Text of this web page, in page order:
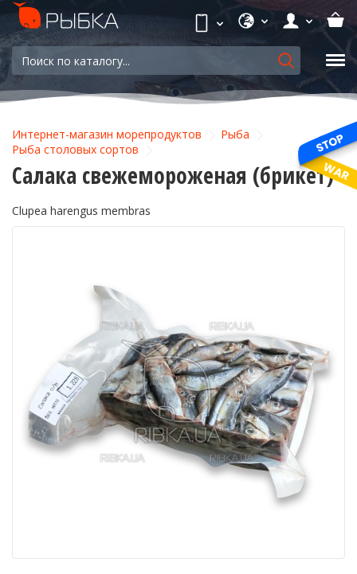
Интернет-магазин морепродуктов
Рыба
Рыба столовых сортов
Салака свежемороженая (брикет)
Clupea harengus membras